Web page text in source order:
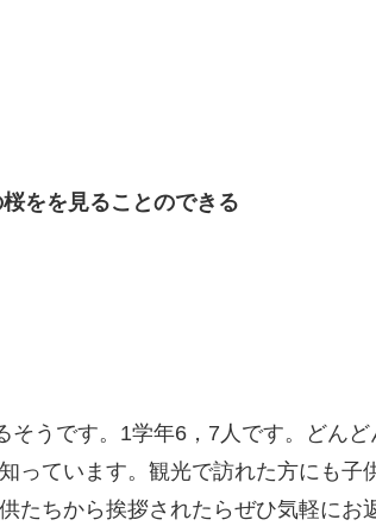
をを見ることのできる
うです。1学年6，7人です。どんど
っています。観光で訪れた方にも子
たちから挨拶されたらぜひ気軽にお